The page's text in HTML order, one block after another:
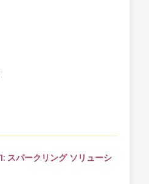
スパークリング ソリューシ